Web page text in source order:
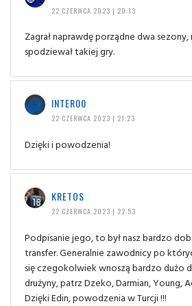
22 CZERWCA 2023 | 20:13
Zagrał naprawdę porządne dwa
spodziewał takiej gry.
INTER00
22 CZERWCA 2023 | 21:23
Dzięki i powodzenia!
KRETOS
22 CZERWCA 2023 | 22:53
Podpisanie jego, to był nasz bardzo
transfer. Generalnie zawodnicy po
się czegokolwiek wnoszą bardzo dużo
drużyny, patrz Dzeko, Darmian, Young,
Dzięki Edin, powodzenia w Turcji !!!